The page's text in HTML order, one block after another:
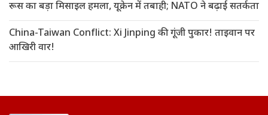
रूस का बड़ा मिसाइल हमला, यूक्रेन में तबाही; NATO ने बढ़ाई सतर्कता
China-Taiwan Conflict: Xi Jinping की गूंजी पुकार! ताइवान पर
आखिरी वार!